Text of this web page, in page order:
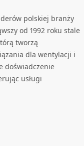
polskiej branży
od 1992 roku stale
tworzą
dla wentylacji i
doświadczenie
usługi